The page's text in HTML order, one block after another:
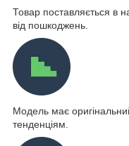
Товар поставляється в
від пошкоджень.
Модель має
тенденціям.